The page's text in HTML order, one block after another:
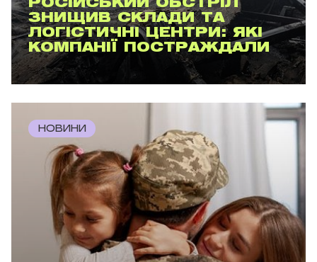
РОСІЙСЬКИЙ ОБСТРІЛ
ЗНИЩИВ СКЛАДИ ТА
ЛОГІСТИЧНІ ЦЕНТРИ: ЯКІ
КОМПАНІЇ ПОСТРАЖДАЛИ
НОВИНИ